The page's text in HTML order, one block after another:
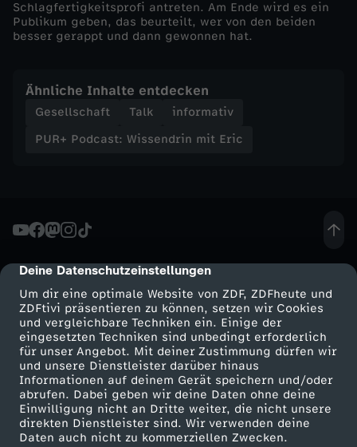
cmp-dialog-description
Deine Datenschutzeinstellungen
Um dir eine optimale Website von ZDF, ZDFheute und
ZDFtivi präsentieren zu können, setzen wir Cookies
und vergleichbare Techniken ein. Einige der
eingesetzten Techniken sind unbedingt erforderlich
für unser Angebot. Mit deiner Zustimmung dürfen wir
und unsere Dienstleister darüber hinaus
Informationen auf deinem Gerät speichern und/oder
abrufen. Dabei geben wir deine Daten ohne deine
Einwilligung nicht an Dritte weiter, die nicht unsere
direkten Dienstleister sind. Wir verwenden deine
Daten auch nicht zu kommerziellen Zwecken.
m
i
t
i
c
-
P
o
d
Schlagfertigkeitsprofi antreten. Am Ende wird es ein
Publikum geben, das beurteilt, wer von den beiden
besser gerappt und dann gewonnen hat.
Ähnliche Inhalte entdecken
Gesellschaft Talk
informativ
PUR+ Podcast: Wissendrin mit Eric
Mehr ZDF
ZDF-Apps
Smart TV
ZDFtext
Service
ZDFmitreden
Kontakt zum ZDF
Tickets